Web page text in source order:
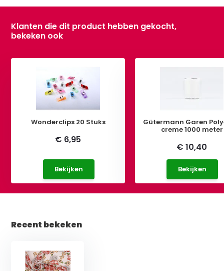
Klanten die dit product hebben gekocht,
bekeken ook
Wonderclips 20 Stuks
€ 6,95
Bekijken
Gütermann Garen
creme 1000 meter
€ 10,40
Bekijken
Recent bekeken